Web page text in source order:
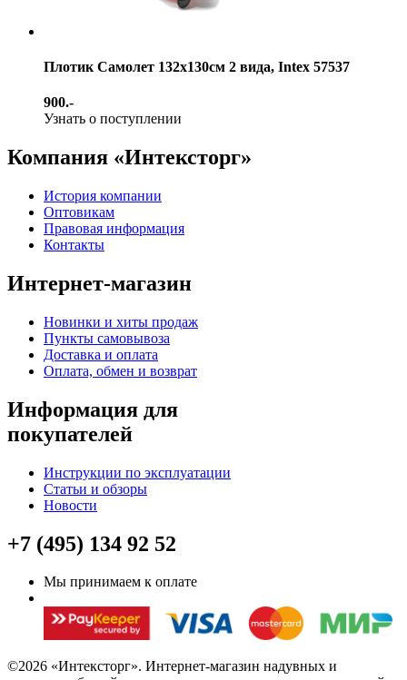
Плотик Самолет 132х130см 2 вида, Intex 57537
900.-
Узнать о поступлении
Компания «Интексторг»
История компании
Оптовикам
Правовая информация
Контакты
Интернет-магазин
Новинки и хиты продаж
Пункты самовывоза
Доставка и оплата
Оплата, обмен и возврат
Информация для
покупателей
Инструкции по эксплуатации
Статьи и обзоры
Новости
+7 (495) 134 92 52
Мы принимаем к оплате
©2026 «Интексторг». Интернет-магазин надувных и